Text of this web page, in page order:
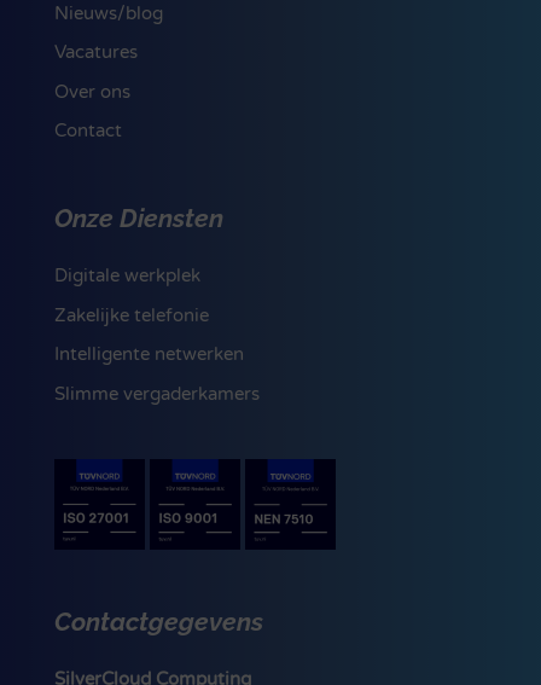
Nieuws/blog
Vacatures
Over ons
Contact
Onze Diensten
Digitale werkplek
Zakelijke telefonie
Intelligente netwerken
Slimme vergaderkamers
Contactgegevens
SilverCloud Computing